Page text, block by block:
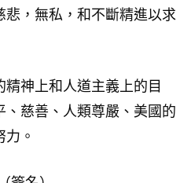
，無私，和不斷精進以求
神上和人道主義上的目
慈善、人類尊嚴、美國的
。